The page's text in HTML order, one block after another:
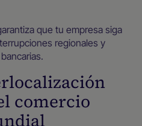
que tu empresa siga
regionales y
comercio